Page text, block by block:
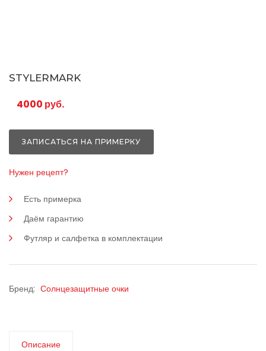
STYLERMARK
4000 руб.
ЗАПИСАТЬСЯ НА ПРИМЕРКУ
Нужен рецепт?
Есть примерка
Даём гарантию
Футляр и салфетка в комплектации
Бренд: Солнцезащитные очки
Описание